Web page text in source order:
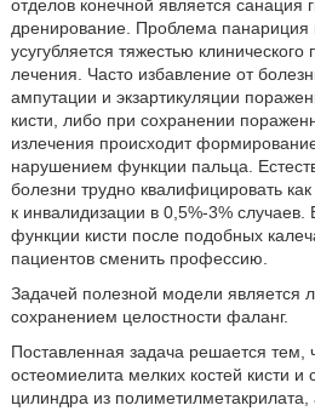
отделов конечной является санация
дренирование. Проблема панариция
усугубляется тяжестью
лечения. Часто избавление от
ампутации и экзартикуляции
кисти, либо при сохранении
излечения происходит
нарушением функции пальца.
болезни трудно квалифицировать
к инвалидизации в 0,5%-3%
функции кисти после подобных
пациентов сменить профессию.
Задачей полезной модели является
сохранением целостности фаланг.
Поставленная задача решается тем,
остеомиелита мелких костей кисти
цилиндра из